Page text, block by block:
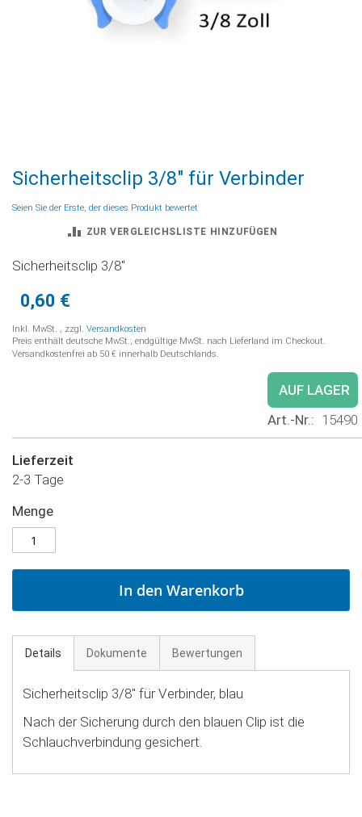
Anfang
Bildgalerie
Sicherheitsclip 3/8" für Verbinder
Seien Sie der Erste, der dieses Produkt bewertet
ZUR VERGLEICHSLISTE HINZUFÜGEN
Sicherheitsclip 3/8"
0,60 €
Inkl. MwSt. , zzgl. Versandkosten
Preis enthält deutsche MwSt.; endgültige MwSt. nach Lieferland im Checkout.
Versandkostenfrei ab 50 € innerhalb Deutschlands.
AUF LAGER
Art.-Nr.
15490
Lieferzeit
2-3 Tage
Menge
In den Warenkorb
Details Dokumente Bewertungen
Sicherheitsclip 3/8" für Verbinder, blau
Nach der Sicherung durch den blauen Clip ist die
Schlauchverbindung gesichert.